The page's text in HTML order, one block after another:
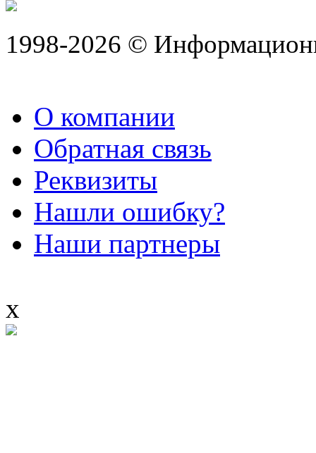
1998-2026 ©
О компании
Обратная связь
Реквизиты
Нашли ошибку?
Наши партнеры
x